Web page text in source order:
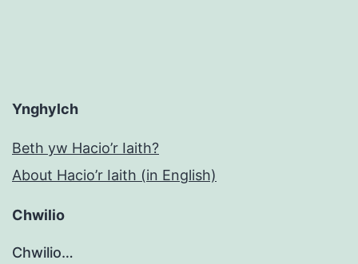
Ynghylch
Beth yw Hacio’r Iaith?
About Hacio’r Iaith (in English)
Chwilio
Chwilio…